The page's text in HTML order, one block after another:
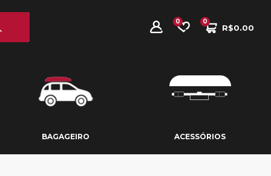
0
R$0.00
0
BAGAGEIRO ACESSÓRIOS